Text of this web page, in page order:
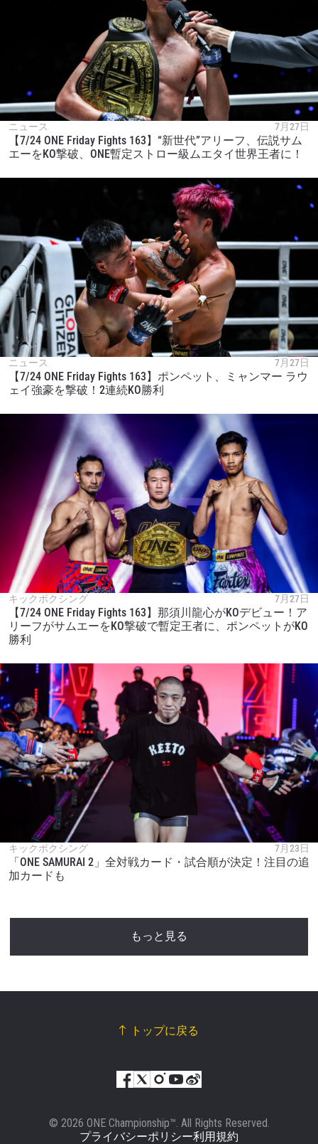
ニュース 7月27日
【7/24 ONE Friday Fights 163】“新世代”アリーフ、伝説サム
エーをKO撃破、ONE暫定ストロー級ムエタイ世界王者に！
ニュース 7月27日
【7/24 ONE Friday Fights 163】ポンペット、ミャンマー ラウ
ェイ強豪を撃破！2連続KO勝利
キックボクシング 7月27日
【7/24 ONE Friday Fights 163】那須川龍心がKOデビュー！ア
リーフがサムエーをKO撃破で暫定王者に、ポンペットがKO
勝利
キックボクシング 7月23日
「ONE SAMURAI 2」全対戦カード・試合順が決定！注目の追
加カードも
もっと見る
トップに戻る
© 2026 ONE Championship™. All Rights Reserved.
プライバシーポリシー利用規約